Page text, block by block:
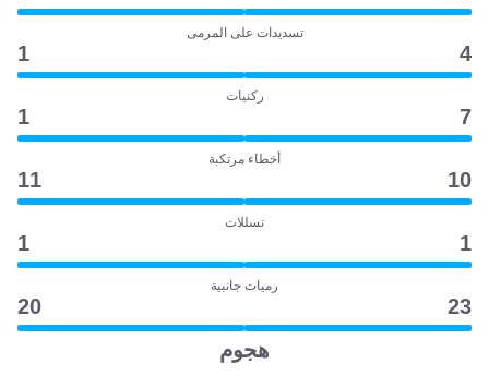
تسديدات على المرمى
4
1
ركنيات
7
1
أخطاء مرتكبة
10
11
تسللات
1
1
رميات جانبية
23
20
هجوم